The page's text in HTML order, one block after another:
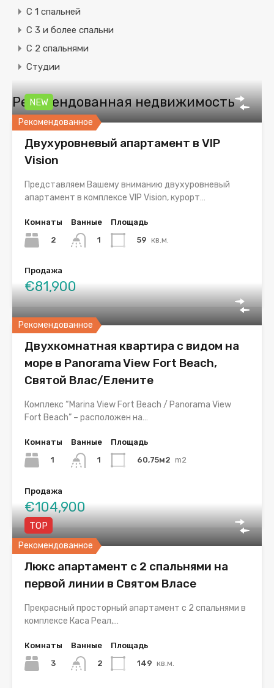
C 1 спальней
C 3 и более спальни
С 2 спальнями
Студии
Рекомендованная недвижимость
Рекомендованное
NEW
Двухуровневый апартамент в VIP
Vision
Представляем Вашему вниманию двухуровневый
апартамент в комплексе VIP Vision, курорт…
Комнаты
2
Ванные
1
Площадь
59 кв.м.
Продажа
€81,900
Рекомендованное
Двухкомнатная квартира с видом на
море в Panorama View Fort Beach,
Святой Влас/Елените
Комплекс “Marina View Fort Beach / Panorama View
Fort Beach” – расположен на…
Комнаты
1
Ванные
1
Площадь
60,75м2 m2
Продажа
€104,900
Рекомендованное
TOP
Люкс апартамент с 2 спальнями на
первой линии в Святом Власе
Прекрасный просторный апартамент с 2 спальнями в
комплексе Каса Реал,…
Комнаты
3
Ванные
2
Площадь
149 кв.м.